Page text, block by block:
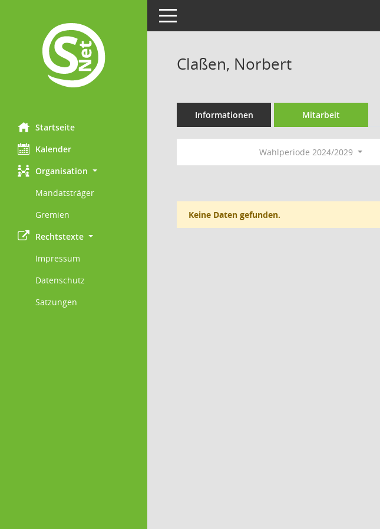
Startseite
Kalender
Organisation
Mandatsträger
Gremien
Rechtstexte
Impressum
Datenschutz
Satzungen
Toggle navigation
Claßen, Norbert
Informationen Mitarbeit
Wahlperiode 2024/2029
Keine Daten gefunden.